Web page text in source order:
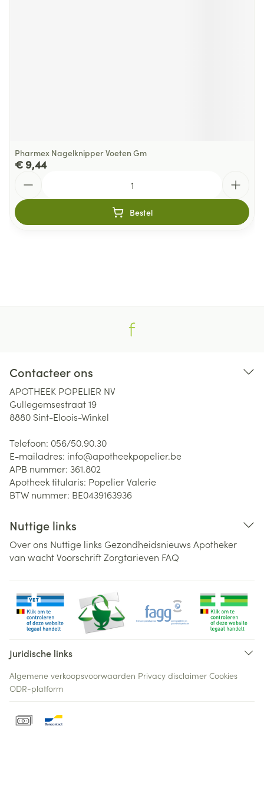
Pharmex Nagelknipper Voeten Gm
€ 9,44
Bestel
Contacteer ons
APOTHEEK POPELIER NV
Gullegemsestraat 19
8880 Sint-Eloois-Winkel
Telefoon: 056/50.90.30
E-mailadres: info@apotheekpopelier.be
APB nummer: 361.802
Apotheek titularis: Popelier Valerie
BTW nummer: BE0439163936
Nuttige links
Over ons Nuttige links Gezondheidsnieuws Apotheker
van wachtVoorschriftZorgtarieven FAQ
Juridische links
Algemene verkoopsvoorwaarden Privacy disclaimer Cookies
ODR-platform